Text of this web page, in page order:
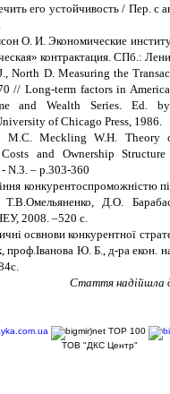
его устойчивость / Пер. с
О. И. Экономические
контрактация. СПб.:
North D. Measuring the
// Long-term factors in
and Wealth Series. Ed.
of Chicago Press, 1986.
M.C. Meckling W.H. Theory
Costs and Ownership
N.3. – p.303-360
конкурентоспроможністю
Т.В.Омельяненко, Д.О.
2008. –520 с.
освнови конкурентної
проф.Іванова Ю. Б., д-ра екон.
Стаття надійшла
ТОВ "ДКС Центр"